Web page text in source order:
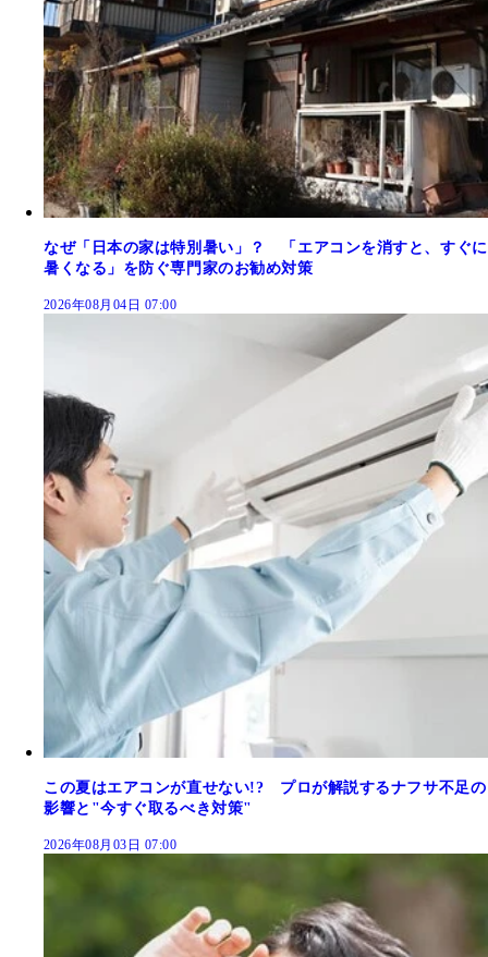
なぜ「日本の家は特別暑い」？ 「エアコンを消すと、すぐに
暑くなる」を防ぐ専門家のお勧め対策
2026年08月04日 07:00
この夏はエアコンが直せない!? プロが解説するナフサ不足の
影響と"今すぐ取るべき対策"
2026年08月03日 07:00